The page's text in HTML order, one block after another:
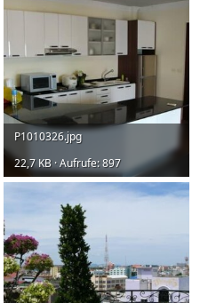
P1010326.jpg
22,7 KB · Aufrufe: 897